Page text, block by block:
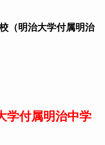
（明治大学付属明治
学付属明治中学